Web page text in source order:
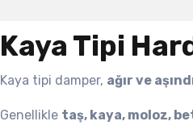
Kaya Tipi
Kaya tipi damper, ağır ve
Genellikle taş, kaya, moloz,